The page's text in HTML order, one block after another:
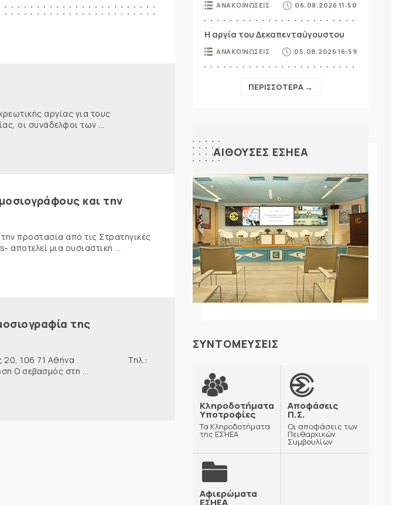
αργίας για τους
οι συνάδελφοι των ...
και την
προστασία από τις Στρατηγικές
μια ουσιαστική ...
της
20, 106 71 Αθήνα Τηλ.:
Ο σεβασμός στη ...
ΑΝΑΚΟΙΝΩΣΕΙΣ 06.08.2026 11:50
Η αργία του Δεκαπενταύγουστου
ΑΝΑΚΟΙΝΩΣΕΙΣ 05.08.2026 16:59
ΠΕΡΙΣΣΟΤΕΡΑ →
ΑΙΘΟΥΣΕΣ ΕΣΗΕΑ
ΣΥΝΤΟΜΕΥΣΕΙΣ
Κληροδοτήματα
Υποτροφίες
Τα Κληροδοτήματα
της ΕΣΗΕΑ
Αποφάσεις
Π.Σ.
Οι αποφάσεις των
Πειθαρχικών
Συμβουλίων
Αφιερώματα
ΕΣΗΕΑ